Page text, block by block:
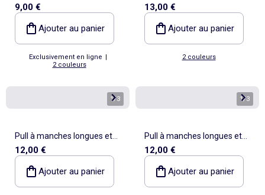
courtes
9,00 €
Ajouter au panier
Exclusivement en ligne |
2 couleurs
longues
13,00 €
Ajouter au panier
2 couleurs
1/3
Pull à manches longues et
rayures
12,00 €
Ajouter au panier
1/3
Pull à manches longues et
rayures
12,00 €
Ajouter au panier